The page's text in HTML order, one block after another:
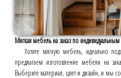
Мягкая мебель на заказ по
Хотите мягкую мебель, идеально
предлагаем изготовление мебели на
Выберите материал, цвет и дизайн, и мы